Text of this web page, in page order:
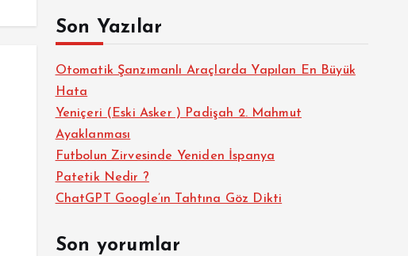
:Son Yazılar
Otomatik Şanzımanlı Araçlarda Yapılan En Büyük
Hata
Yeniçeri (Eski Asker ) Padişah 2. Mahmut
Ayaklanması
Futbolun Zirvesinde Yeniden İspanya
Patetik Nedir ?
ChatGPT Google’ın Tahtına Göz Dikti
Son yorumlar